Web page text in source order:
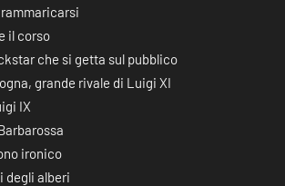
il corso
che si getta sul pubblico
grande rivale di Luigi XI
IX
ironico
degli alberi